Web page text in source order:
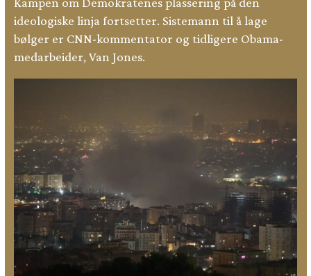
ideologiske linja fortsetter. Sistemann til å lage
bølger er CNN-kommentator og tidligere Obama-
medarbeider, Van Jones.